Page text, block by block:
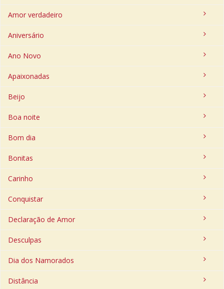
Amor verdadeiro
Aniversário
Ano Novo
Apaixonadas
Beijo
Boa noite
Bom dia
Bonitas
Carinho
Conquistar
Declaração de Amor
Desculpas
Dia dos Namorados
Distância